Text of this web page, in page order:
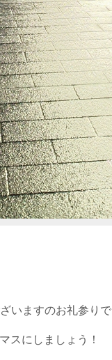
いますのお礼参りで
スにしましょう！